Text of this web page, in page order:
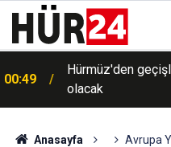
00:49
Hürmüz'den
olacak
Anasayfa
Avrupa